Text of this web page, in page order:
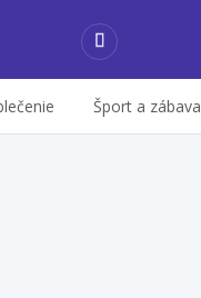
Šport a zábava